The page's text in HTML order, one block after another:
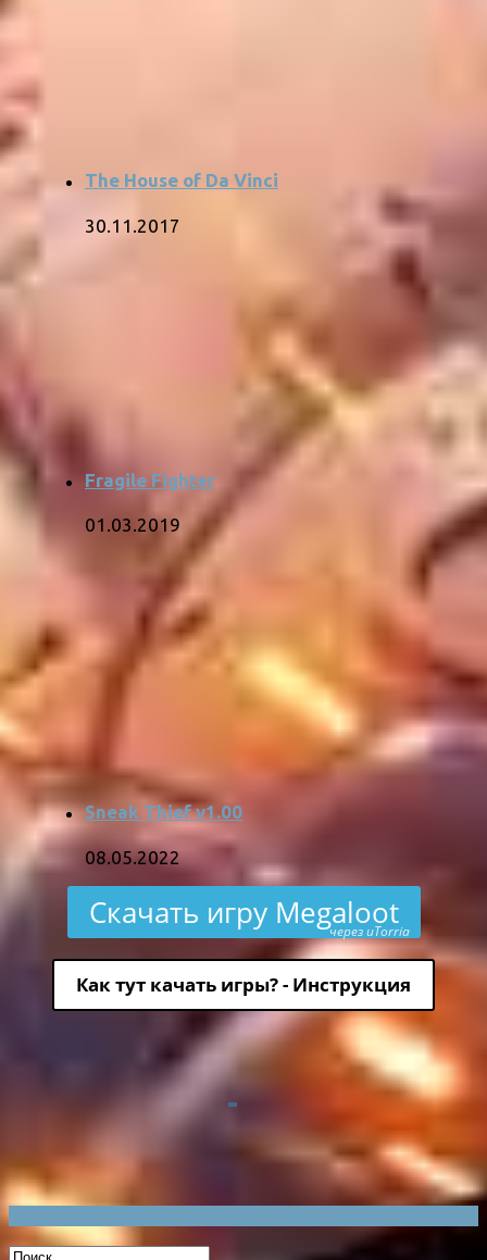
The House of Da Vinci
30.11.2017
Fragile Fighter
01.03.2019
Sneak Thief v1.00
08.05.2022
Скачать игру Megaloot
через uTorria
Как тут качать игры? - Инструкция